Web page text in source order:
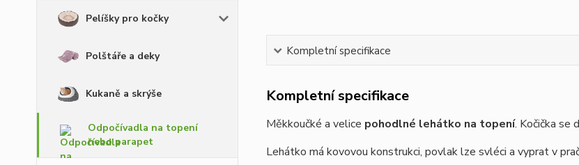
Pelíšky pro kočky
Polštáře a deky
Kukaně a skrýše
Odpočívadla na topení
nebo parapet
Kompletní specifikace
Kompletní specifikace
Měkkoučké a velice pohodlné lehátko na topení. Kočička se
Lehátko má kovovou konstrukci, povlak lze svléci a vyprat v